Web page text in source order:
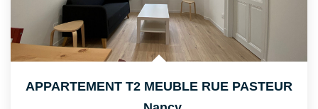
APPARTEMENT T2 MEUBLE RUE PASTEUR